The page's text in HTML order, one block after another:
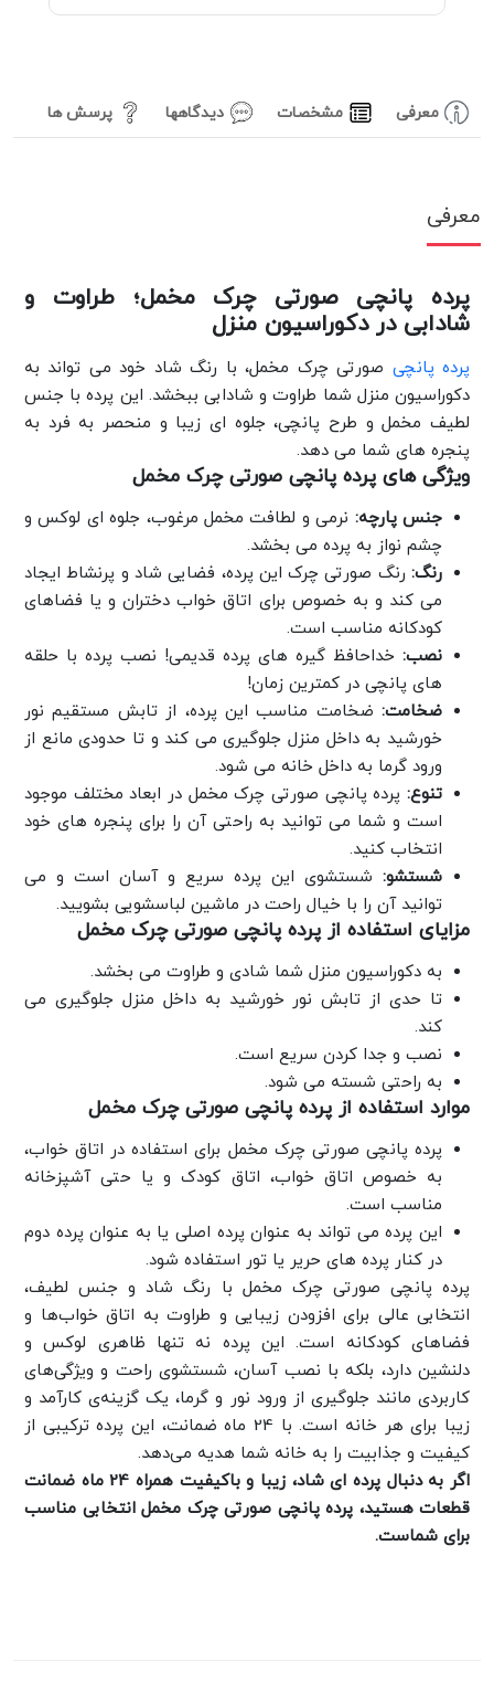
معرفی مشخصات دیدگاهها پرسش ها
معرفی
پرده پانچی صورتی چرک مخمل؛ طراوت و
شادابی در دکوراسیون منزل
پرده پانچی صورتی چرک مخمل، با رنگ شاد خود می تواند به
دکوراسیون منزل شما طراوت و شادابی ببخشد. این پرده با جنس
لطیف مخمل و طرح پانچی، جلوه ای زیبا و منحصر به فرد به
پنجره های شما می دهد.
ویژگی های پرده پانچی صورتی چرک مخمل
جنس پارچه: نرمی و لطافت مخمل مرغوب، جلوه ای لوکس و
چشم نواز به پرده می بخشد.
رنگ: رنگ صورتی چرک این پرده، فضایی شاد و پرنشاط ایجاد
می کند و به خصوص برای اتاق خواب دختران و یا فضاهای
کودکانه مناسب است.
نصب: خداحافظ گیره های پرده قدیمی! نصب پرده با حلقه
های پانچی در کمترین زمان!
ضخامت: ضخامت مناسب این پرده، از تابش مستقیم نور
خورشید به داخل منزل جلوگیری می کند و تا حدودی مانع از
ورود گرما به داخل خانه می شود.
تنوع: پرده پانچی صورتی چرک مخمل در ابعاد مختلف موجود
است و شما می توانید به راحتی آن را برای پنجره های خود
انتخاب کنید.
شستشو: شستشوی این پرده سریع و آسان است و می
توانید آن را با خیال راحت در ماشین لباسشویی بشویید.
مزایای استفاده از پرده پانچی صورتی چرک مخمل
به دکوراسیون منزل شما شادی و طراوت می بخشد.
تا حدی از تابش نور خورشید به داخل منزل جلوگیری می
کند.
نصب و جدا کردن سریع است.
به راحتی شسته می شود.
موارد استفاده از پرده پانچی صورتی چرک مخمل
پرده پانچی صورتی چرک مخمل برای استفاده در اتاق خواب،
به خصوص اتاق خواب، اتاق کودک و یا حتی آشپزخانه
مناسب است.
این پرده می تواند به عنوان پرده اصلی یا به عنوان پرده دوم
در کنار پرده های حریر یا تور استفاده شود.
پرده پانچی صورتی چرک مخمل با رنگ شاد و جنس لطیف،
انتخابی عالی برای افزودن زیبایی و طراوت به اتاق خواب‌ها و
فضاهای کودکانه است. این پرده نه تنها ظاهری لوکس و
دلنشین دارد، بلکه با نصب آسان، شستشوی راحت و ویژگی‌های
کاربردی مانند جلوگیری از ورود نور و گرما، یک گزینه‌ی کارآمد و
زیبا برای هر خانه است. با 24 ماه ضمانت، این پرده ترکیبی از
کیفیت و جذابیت را به خانه شما هدیه می‌دهد.
اگر به دنبال پرده ای شاد، زیبا و باکیفیت همراه 24 ماه ضمانت
قطعات هستید، پرده پانچی صورتی چرک مخمل انتخابی مناسب
برای شماست.